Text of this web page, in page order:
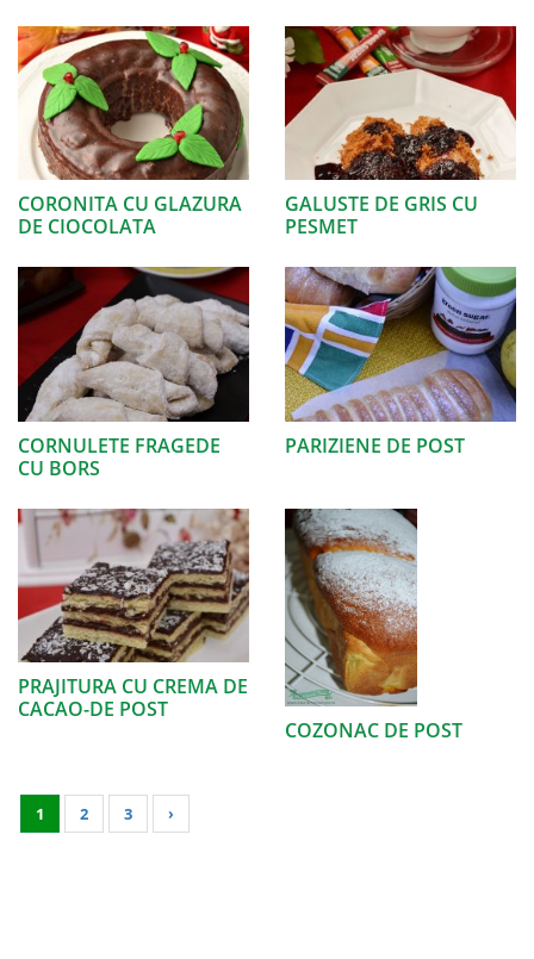
CORONITA CU GLAZURA
DE CIOCOLATA
GALUSTE DE GRIS CU
PESMET
CORNULETE FRAGEDE
CU BORS
PARIZIENE DE POST
PRAJITURA CU CREMA DE
CACAO-DE POST
COZONAC DE POST
1 2 3 ›